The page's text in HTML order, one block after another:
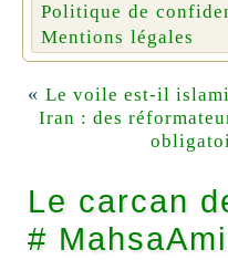
Politique de
Mentions légales
« Le voile est-il
Iran : des
Le carcan
#